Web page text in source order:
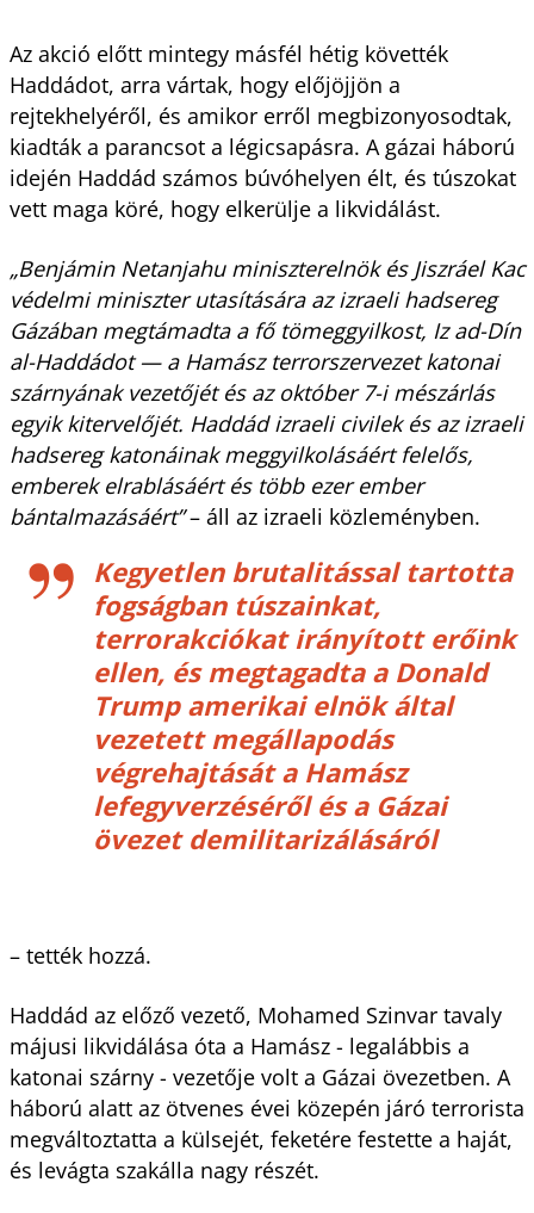
Az akció előtt mintegy másfél hétig követték
Haddádot, arra vártak, hogy előjöjjön a
rejtekhelyéről, és amikor erről megbizonyosodtak,
kiadták a parancsot a légicsapásra. A gázai háború
idején Haddád számos búvóhelyen élt, és túszokat
vett maga köré, hogy elkerülje a likvidálást.
„Benjámin Netanjahu miniszterelnök és Jiszráel Kac
védelmi miniszter utasítására az izraeli hadsereg
Gázában megtámadta a fő tömeggyilkost, Iz ad-Dín
al-Haddádot — a Hamász terrorszervezet katonai
szárnyának vezetőjét és az október 7-i mészárlás
egyik kitervelőjét. Haddád izraeli civilek és az izraeli
hadsereg katonáinak meggyilkolásáért felelős,
emberek elrablásáért és több ezer ember
bántalmazásáért”– áll az izraeli közleményben.
Kegyetlen brutalitással tartotta
fogságban túszainkat,
terrorakciókat irányított erőink
ellen, és megtagadta a Donald
Trump amerikai elnök által
vezetett megállapodás
végrehajtását a Hamász
lefegyverzéséről és a Gázai
övezet demilitarizálásáról
– tették hozzá.
Haddád az előző vezető, Mohamed Szinvar tavaly
májusi likvidálása óta a Hamász - legalábbis a
katonai szárny - vezetője volt a Gázai övezetben. A
háború alatt az ötvenes évei közepén járó terrorista
megváltoztatta a külsejét, feketére festette a haját,
és levágta szakálla nagy részét.